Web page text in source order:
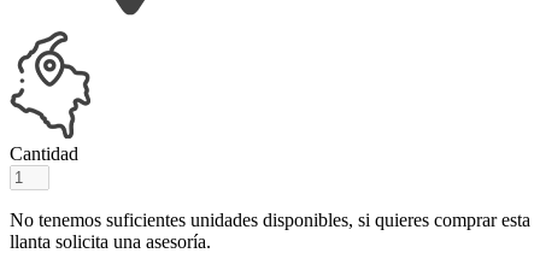
Cantidad
No tenemos suficientes unidades disponibles, si quieres comprar esta
llanta solicita una asesoría.